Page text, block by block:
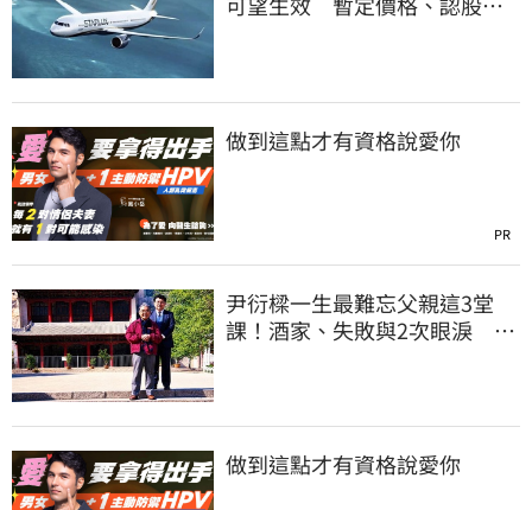
做到這點才有資格說愛你
PR
尹衍樑一生最難忘父親這3堂
課！酒家、失敗與2次眼淚 逼
做到這點才有資格說愛你